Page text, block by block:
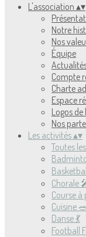
L'association ▴▾
Notre
Nos
Équipe
Compte
Charte
Espace
Logos
Nos
Les activités▴▾
Toutes
Chorale
Course
Cuisine 🥗
Danse 💃
Football